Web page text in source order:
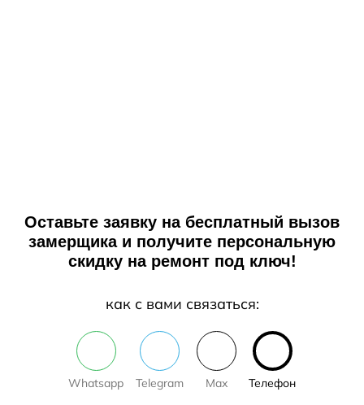
Оставьте заявку на бесплатный вызов
замерщика и получите персональную
скидку на ремонт под ключ!
как с вами связаться:
Whatsapp Telegram Max Телефон